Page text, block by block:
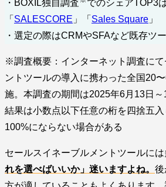
・BOXIL独自調査
でのシェアTOP3
「 SALESCORE 」「 Sales Square 」
・選定の際はCRMやSFAなど既存ツ
※調査概要：インターネット調査にて
ントツールの導入に携わった全国20
施。本調査の期間は2025年6月13日～
結果は小数点以下任意の桁を四捨五
100%にならない場合がある
セールスイネーブルメントツールに
れを選べばいいか」迷いますよね。 後